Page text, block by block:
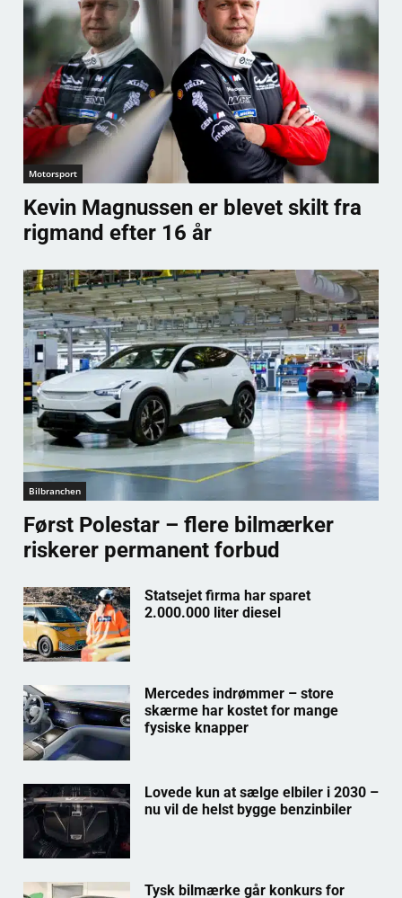
Motorsport
Kevin Magnussen er blevet skilt fra
rigmand efter 16 år
Bilbranchen
Først Polestar – flere bilmærker
riskerer permanent forbud
Statsejet firma har sparet
2.000.000 liter diesel
Mercedes indrømmer – store
skærme har kostet for mange
fysiske knapper
Lovede kun at sælge elbiler i 2030 –
nu vil de helst bygge benzinbiler
Tysk bilmærke går konkurs for